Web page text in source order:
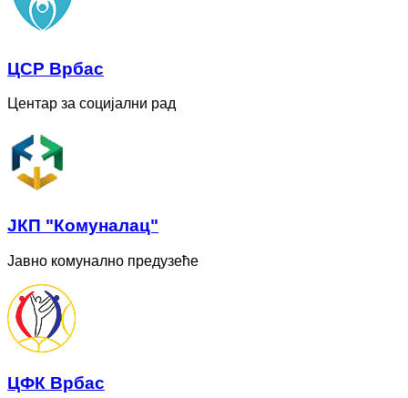
ЦСР Врбас
Центар за социјални рад
ЈКП "Комуналац"
Јавно комунално предузеће
ЦФК Врбас